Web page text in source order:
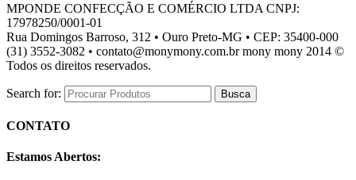
MPONDE CONFECÇÃO E COMÉRCIO LTDA CNPJ:
17978250/0001-01
Rua Domingos Barroso, 312 • Ouro Preto-MG • CEP: 35400-000
(31) 3552-3082 • contato@monymony.com.br mony mony 2014 ©
Todos os direitos reservados.
Search for:
CONTATO
Estamos Abertos: